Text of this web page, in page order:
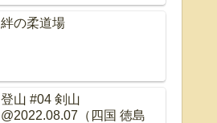
絆の柔道場
登山 #04 剣山
@2022.08.07（四国 徳島